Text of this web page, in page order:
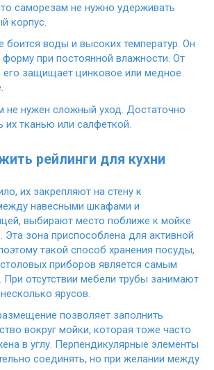
саморезам не нужно удерживать
корпус.
боится воды и высоких температур. Он
форму при постоянной влажности. От
его защищает цинковое или медное
не нужен сложный уход. Достаточно
их тканью или салфеткой.
рейлинги для кухни
их закрепляют на стену к
навесными шкафами и
выбирают место поближе к мойке
Эта зона приспособлена для активной
такой способ хранения посуды,
приборов является самым
отсутствии мебели трубы занимают
ярусов.
позволяет заполнить
вокруг мойки, которая тоже часто
в углу. Перпендикулярные элементы
соединять, но при желании между